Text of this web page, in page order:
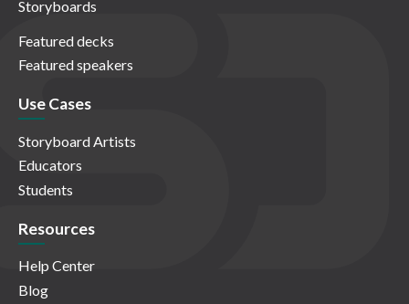
Storyboards
Featured decks
Featured speakers
Use Cases
Storyboard Artists
Educators
Students
Resources
Help Center
Blog